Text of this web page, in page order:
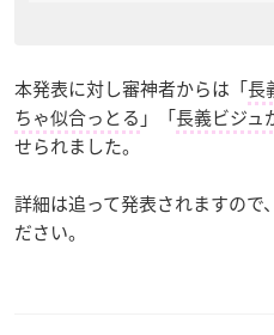
本発表に対し審神者からは「長
ちゃ似合っとる 」「長義ビジュ
せられました。
詳細は追って発表されますので
ださい。